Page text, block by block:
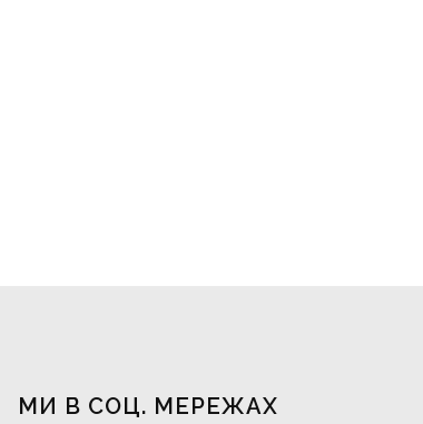
МИ В СОЦ. МЕРЕЖАХ